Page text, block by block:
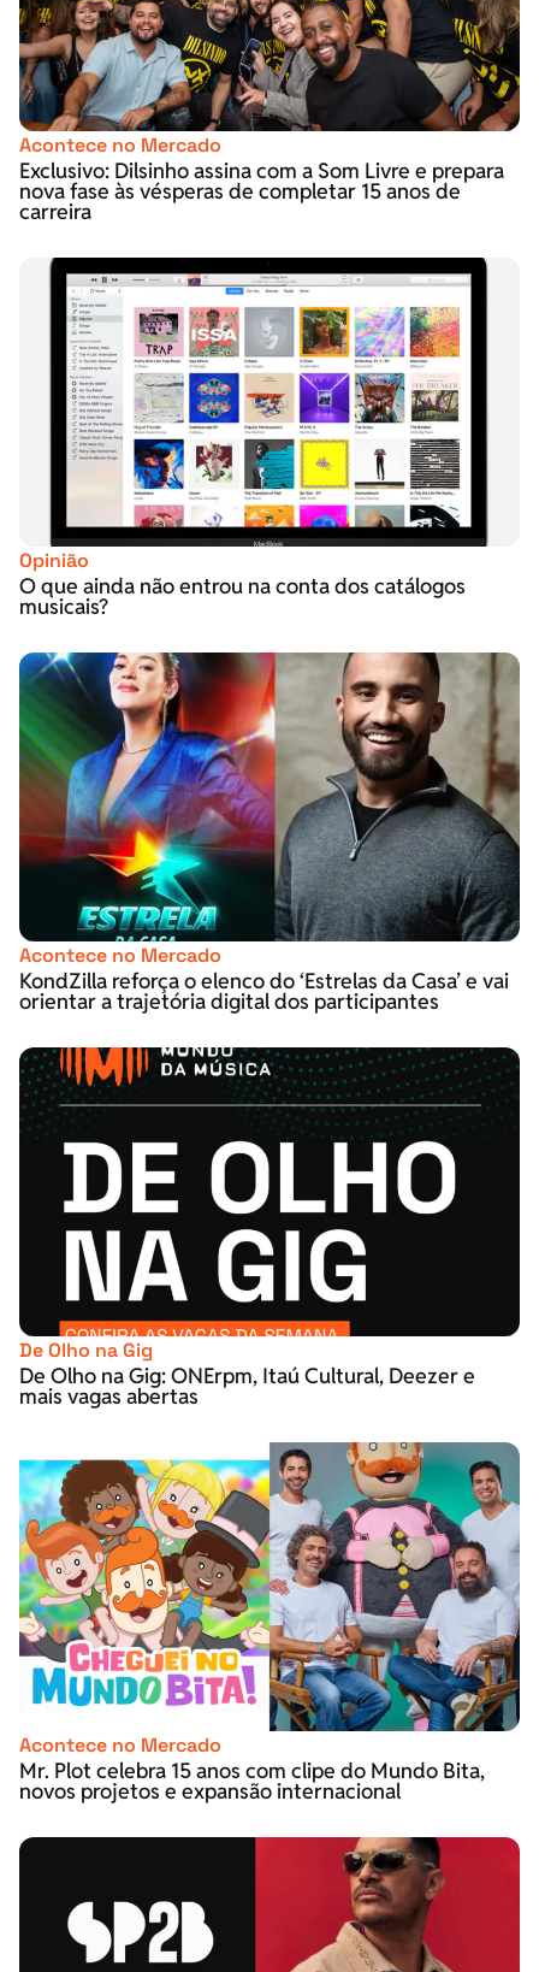
Acontece no Mercado
Exclusivo: Dilsinho assina com a Som Livre e prepara
nova fase às vésperas de completar 15 anos de
carreira
Opinião
O que ainda não entrou na conta dos catálogos
musicais?
Acontece no Mercado
KondZilla reforça o elenco do ‘Estrelas da Casa’ e vai
orientar a trajetória digital dos participantes
De Olho na Gig
De Olho na Gig: ONErpm, Itaú Cultural, Deezer e
mais vagas abertas
Acontece no Mercado
Mr. Plot celebra 15 anos com clipe do Mundo Bita,
novos projetos e expansão internacional